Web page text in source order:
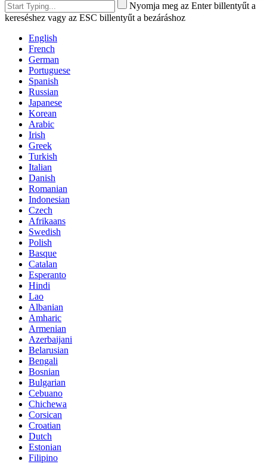
Nyomja meg az Enter billentyűt a
kereséshez vagy az ESC billentyűt a bezáráshoz
English
French
German
Portuguese
Spanish
Russian
Japanese
Korean
Arabic
Irish
Greek
Turkish
Italian
Danish
Romanian
Indonesian
Czech
Afrikaans
Swedish
Polish
Basque
Catalan
Esperanto
Hindi
Lao
Albanian
Amharic
Armenian
Azerbaijani
Belarusian
Bengali
Bosnian
Bulgarian
Cebuano
Chichewa
Corsican
Croatian
Dutch
Estonian
Filipino